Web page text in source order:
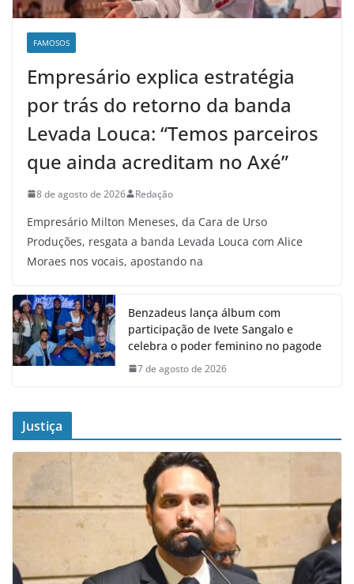
FAMOSOS
Empresário explica estratégia
por trás do retorno da banda
Levada Louca: “Temos parceiros
que ainda acreditam no Axé”
8 de agosto de 2026 Redação
Empresário Milton Meneses, da Cara de Urso
Produções, resgata a banda Levada Louca com Alice
Moraes nos vocais, apostando na
Benzadeus lança álbum com
participação de Ivete Sangalo e
celebra o poder feminino no pagode
7 de agosto de 2026
Justiça